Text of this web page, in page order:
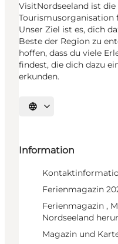
VisitNordseeland ist
Tourismusorganisation
Unser Ziel ist es, dich
Beste der Region zu
hoffen, dass du viele
findest, die dich dazu
erkunden.
Sprache auswählen
Information
Ferienmagazin
Ferienmagazin ,
Nordseeland
Magazin und